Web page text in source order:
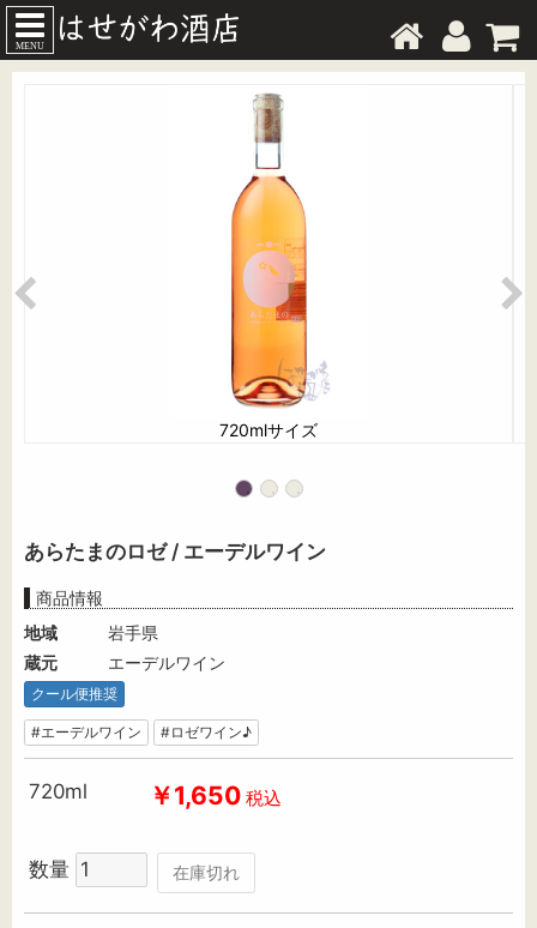
MENU
720mlサイズ
あらたまのロゼ / エーデルワイン
商品情報
地域
岩手県
蔵元
エーデルワイン
クール便推奨
#エーデルワイン #ロゼワイン♪
720ml ￥1,650 税込
数量 在庫切れ